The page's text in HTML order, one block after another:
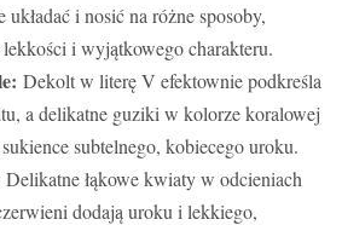
układać i nosić na różne sposoby,
i wyjątkowego charakteru.
Dekolt w literę V efektownie podkreśla
a delikatne guziki w kolorze koralowej
subtelnego, kobiecego uroku.
Delikatne łąkowe kwiaty w odcieniach
dodają uroku i lekkiego,